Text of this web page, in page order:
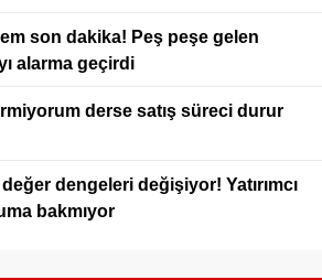
son dakika! Peş peşe gelen
alarma geçirdi
derse satış süreci durur
dengeleri değişiyor! Yatırımcı
bakmıyor